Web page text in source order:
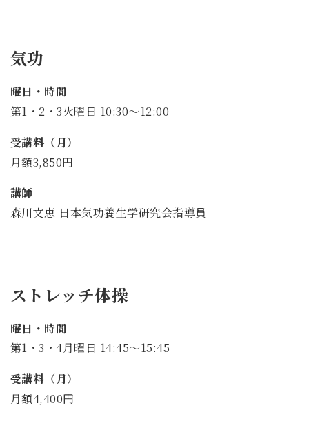
気功
曜日・時間
第1・2・3火曜日 10:30～12:00
受講料（月）
月額3,850円
講師
森川文恵 日本気功養生学研究会指導員
ストレッチ体操
曜日・時間
第1・3・4月曜日 14:45～15:45
受講料（月）
月額4,400円